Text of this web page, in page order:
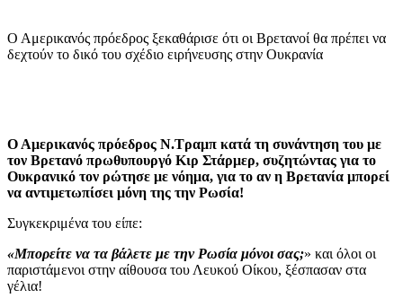
Ο Αμερικανός πρόεδρος ξεκαθάρισε ότι οι Βρετανοί θα πρέπει να
δεχτούν το δικό του σχέδιο ειρήνευσης στην Ουκρανία
Ο Αμερικανός πρόεδρος Ν.Τραμπ κατά τη συνάντηση του με
τον Βρετανό πρωθυπουργό Κιρ Στάρμερ, συζητώντας για το
Ουκρανικό τον ρώτησε με νόημα, για το αν η Βρετανία μπορεί
να αντιμετωπίσει μόνη της την Ρωσία!
Συγκεκριμένα του είπε:
«Μπορείτε να τα βάλετε με την Ρωσία μόνοι σας;» και όλοι οι
παριστάμενοι στην αίθουσα του Λευκού Οίκου, ξέσπασαν στα
γέλια!